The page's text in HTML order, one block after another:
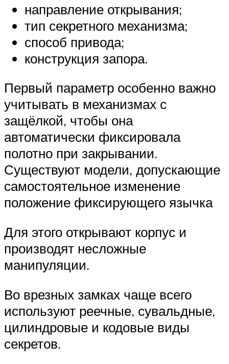
направление открывания;
тип секретного механизма;
способ привода;
конструкция запора.
Первый параметр особенно важно
учитывать в механизмах с
защёлкой, чтобы она
автоматически фиксировала
полотно при закрывании.
Существуют модели, допускающие
самостоятельное изменение
положение фиксирующего язычка
Для этого открывают корпус и
производят несложные
манипуляции.
Во врезных замках чаще всего
используют реечные, сувальдные,
цилиндровые и кодовые виды
секретов.